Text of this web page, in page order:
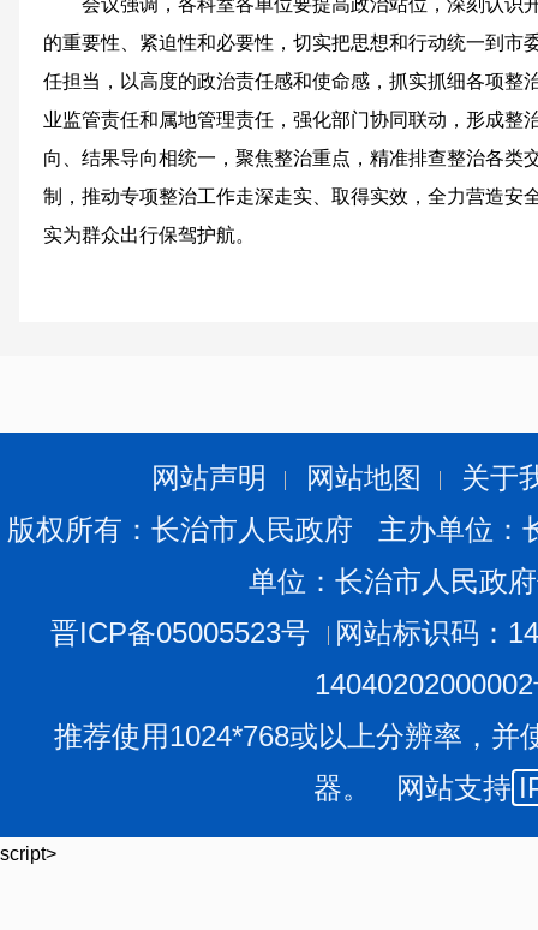
会议强调，各科室各单位要提高政治站位，深刻认识
的重要性、紧迫性和必要性，切实把思想和行动统一到市
任担当，以高度的政治责任感和使命感，抓实抓细各项整
业监管责任和属地管理责任，强化部门协同联动，形成整
向、结果导向相统一，聚焦整治重点，精准排查整治各类
制，推动专项整治工作走深走实、取得实效，全力营造安
实为群众出行保驾护航。
网站声明 网站地图
关于
版权所有：长治市人民政府 主办单位
单位：长治市人民政
晋ICP备05005523号
网站标识码：
推荐使用1024*768或以上分辨率，并
器。 网站支持
script>